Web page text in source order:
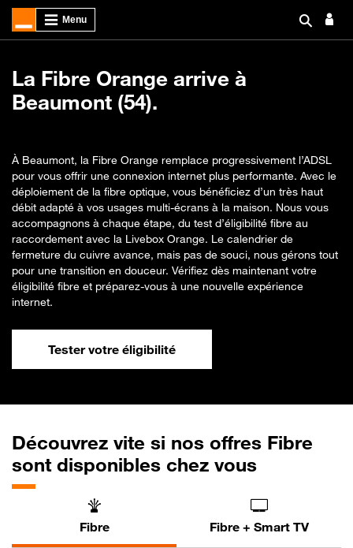
La Fibre Orange arrive à
Beaumont (54).
À Beaumont, la Fibre Orange remplace progressivement l’ADSL
pour vous offrir une connexion internet plus performante. Avec le
déploiement de la fibre optique, vous bénéficiez d’un très haut
débit adapté à vos usages multi-écrans à la maison. Nous vous
accompagnons à chaque étape, du test d’éligibilité fibre au
raccordement avec la Livebox Orange. Le calendrier de
fermeture du cuivre avance, mais pas de souci, nous gérons tout
pour une transition en douceur. Vérifiez dès maintenant votre
éligibilité fibre et préparez-vous à une nouvelle expérience
internet.
Tester votre éligibilité
Découvrez vite si nos offres Fibre
sont disponibles chez vous
Fibre Fibre + Smart TV